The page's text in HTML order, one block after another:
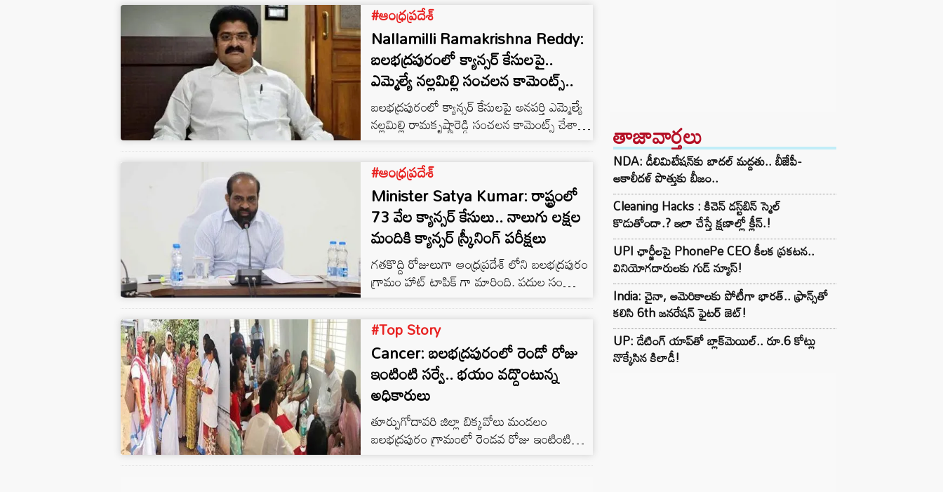
#ఆంధ్రప్రదేశ్
Nallamilli Ramakrishna Reddy:
బలభద్రపురంలో క్యాన్సర్ కేసులపై..
ఎమ్మెల్యే నల్లమిల్లి సంచలన కామెంట్స్..
బలభద్రపురంలో క్యాన్సర్ కేసులపై అనపర్తి ఎమ్మెల్యే
నల్లమిల్లి రామకృష్ణారెడ్డి సంచలన కామెంట్స్ చేశారు.
బలభద్రపురంలో క్యాన్సర్ కేసులపై అధికార
యంత్రాంగం ఇకనైనా వాస్తవాలు గ్రహించాలని
అన్నారు. గ్రామంలో 1,295 మందిని పరీక్ష చేస్తే 62
క్యాన్సర్ కేసులు వచ్చాయని తెలిపారు. సాధారణ
కంటే మూడు రేట్లు అధికంగా బిక్కవోలు గ్రామంలో
కేసులు నమోదు అవుతున్నాయన్నారు. జాతీయ
క్యాన్సర్ కేసు యావరేజ్ కంటే ఇది ఆరు రెట్లు
అధికంగా ఉందని వెల్లడించారు. Also
Read:Ponguru Narayana: 30 వేల…
#ఆంధ్రప్రదేశ్
Minister Satya Kumar: రాష్ట్రంలో
73 వేల క్యాన్సర్ కేసులు.. నాలుగు లక్షల
మందికి క్యాన్సర్ స్క్రీనింగ్ పరీక్షలు
గతకొద్ది రోజులుగా ఆంధ్రప్రదేశ్ లోని బలభద్రపురం
గ్రామం హాట్ టాపిక్ గా మారింది. పదుల సంఖ్యంలో
ఇంటింటి సర్వే చేస్తూ వైద్య సేవలను
యుద్ధప్రాతిపదికన ప్రారంభించింది. తాజాగా
వైద్యారోగ్య శాఖ మంత్రి సత్యకుమార్ కీలక
విషయాలు వెల్లడించారు. ఆంధ్రప్రదేశ్ లో క్యాన్సర్
స్క్రీనింగ్ పరీక్షలు కొంత కాలంగా
జరుతున్నాయన్నారు. ఇప్పటికే నాలుగు లక్షల
మందికి క్యాన్సర్ స్క్రీనింగ్ పరీక్ష లు నిర్వహించామని
#Top Story
Cancer: బలభద్రపురంలో రెండో రోజు
ఇంటింటి సర్వే.. భయం వద్దొంటున్న
అధికారులు
తూర్పుగోదావరి జిల్లా బిక్కవోలు మండలం
బలభద్రపురం గ్రామంలో రెండవ రోజు ఇంటింటి
ఇంటింటి సర్వే చేపట్టనున్నారు. క్యాన్సర్ కేసుల
తాజావార్తలు
NDA: డీలిమిటేషన్‌కు బాదల్ మద్దతు.. బీజేపీ-
అకాలీదళ్ పొత్తుకు బీజం..
Cleaning Hacks : కిచెన్ డస్ట్‌బిన్ స్మెల్
కొడుతోందా.? ఇలా చేస్తే క్షణాల్లో క్లీన్.!
UPI ఛార్జీలపై PhonePe CEO కీలక ప్రకటన..
వినియోగదారులకు గుడ్ న్యూస్!
India: చైనా, అమెరికాలకు పోటీగా భారత్.. ఫ్రాన్స్‌తో
కలిసి 6th జనరేషన్ ఫైటర్ జెట్!
UP: డేటింగ్ యాప్‌తో బ్లాక్‌మెయిల్.. రూ.6 కోట్లు
నొక్కేసిన కిలాడీ!